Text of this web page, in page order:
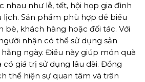
nhau như lễ, tết, hội họp gia đình
lịch. Sản phẩm phù hợp để biếu
bè, khách hàng hoặc đối tác. Với
nhận có thể sử dụng sản
ngày. Điều này giúp món quà
giá trị sử dụng lâu dài. Đồng
thể hiện sự quan tâm và trân